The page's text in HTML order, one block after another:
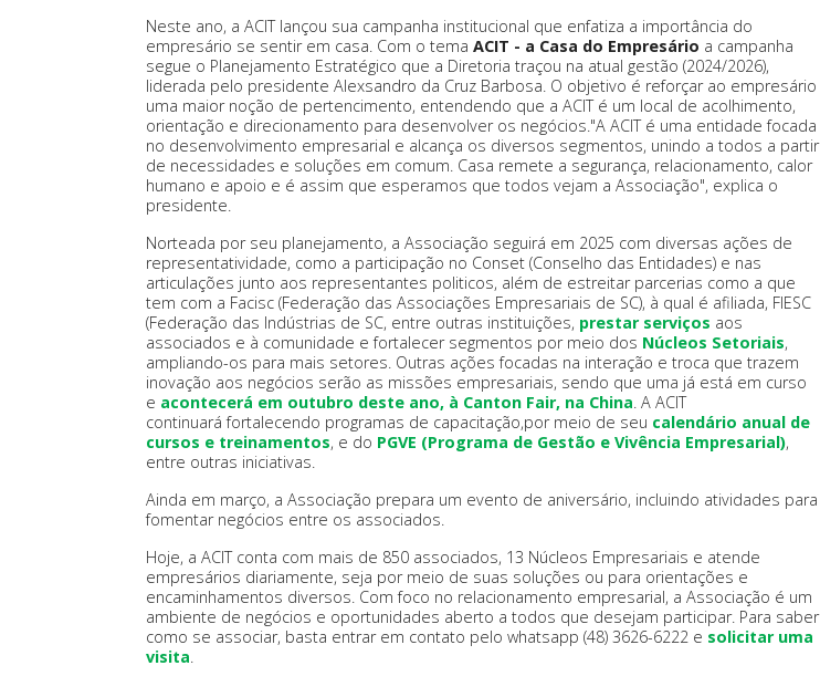
Neste ano, a ACIT lançou sua campanha institucional que enfatiza a importância do
empresário se sentir em casa. Com o tema ACIT - a Casa do Empresário a campanha
segue o Planejamento Estratégico que a Diretoria traçou na atual gestão (2024/2026),
liderada pelo presidente Alexsandro da Cruz Barbosa. O objetivo é reforçar ao empresário
uma maior noção de pertencimento, entendendo que a ACIT é um local de acolhimento,
orientação e direcionamento para desenvolver os negócios."A ACIT é uma entidade focada
no desenvolvimento empresarial e alcança os diversos segmentos, unindo a todos a partir
de necessidades e soluções em comum. Casa remete a segurança, relacionamento, calor
humano e apoio e é assim que esperamos que todos vejam a Associação", explica o
presidente.
Norteada por seu planejamento, a Associação seguirá em 2025 com diversas ações de
representatividade, como a participação no Conset (Conselho das Entidades) e nas
articulações junto aos representantes politicos, além de estreitar parcerias como a que
tem com a Facisc (Federação das Associações Empresariais de SC), à qual é afiliada, FIESC
(Federação das Indústrias de SC, entre outras instituições, prestar serviços aos
associados e à comunidade e fortalecer segmentos por meio dos Núcleos Setoriais,
ampliando-os para mais setores. Outras ações focadas na interação e troca que trazem
inovação aos negócios serão as missões empresariais, sendo que uma já está em curso
e acontecerá em outubro deste ano, à Canton Fair, na China . A ACIT
continuará fortalecendo programas de capacitação,por meio de seu calendário anual de
cursos e treinamentos, e do PGVE (Programa de Gestão e Vivência Empresarial),
entre outras iniciativas.
Ainda em março, a Associação prepara um evento de aniversário, incluindo atividades para
fomentar negócios entre os associados.
Hoje, a ACIT conta com mais de 850 associados, 13 Núcleos Empresariais e atende
empresários diariamente, seja por meio de suas soluções ou para orientações e
encaminhamentos diversos. Com foco no relacionamento empresarial, a Associação é um
ambiente de negócios e oportunidades aberto a todos que desejam participar. Para saber
como se associar, basta entrar em contato pelo whatsapp (48) 3626-6222 e solicitar uma
visita